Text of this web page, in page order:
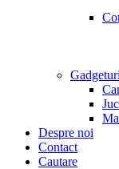
Gadgeturi
Despre noi
Contact
Cautare